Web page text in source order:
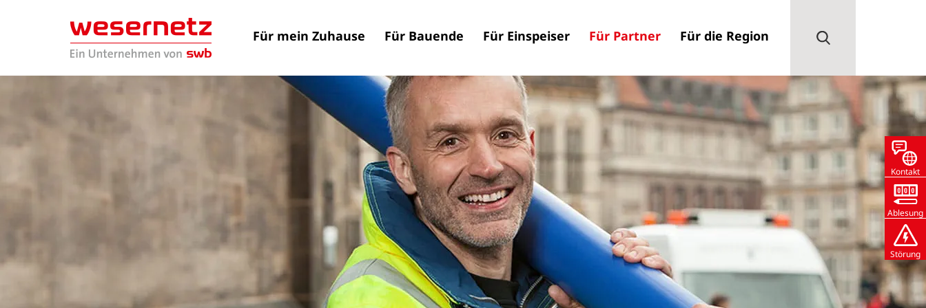
Für mein Zuhause Für Bauende Für Einspeiser Für Partner Für die Region
Kontakt
Ablesung
Störung